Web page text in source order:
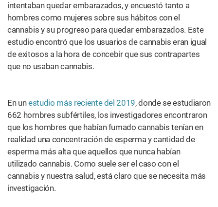
intentaban quedar embarazados, y encuestó tanto a
hombres como mujeres sobre sus hábitos con el
cannabis y su progreso para quedar embarazados. Este
estudio encontró que los usuarios de cannabis eran igual
de exitosos a la hora de concebir que sus contrapartes
que no usaban cannabis.
En unestudio más reciente del 2019, donde se estudiaron
662 hombres subfértiles, los investigadores encontraron
que los hombres que habían fumado cannabis tenían en
realidad una concentración de esperma y cantidad de
esperma más alta que aquellos que nunca habían
utilizado cannabis. Como suele ser el caso con el
cannabis y nuestra salud, está claro que se necesita más
investigación.